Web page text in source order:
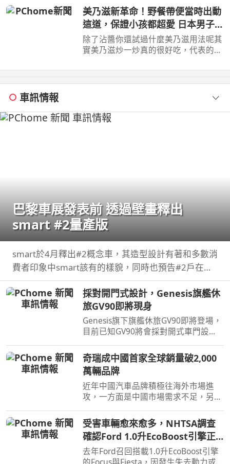
包。 它不只外型 ...
美乃滋新革命！野餐帶便當時出動
這道，保證小孩都超愛 日本男子的
家庭料理 TASTY NOTE
除了沾醬你還試過什麼美乃滋用法呢其
實美乃滋炒一炒真的很好吃，代表的料
車訊情報
巴黎車展發表前 透過壁畫釋出
smart #2量產版
smart於4月釋出#2概念車，其造型設計有著和多數消
費者印象中smart該有的樣貌，同時也預告#2戶在巴
黎車展亮相，近日smart就透過壁畫公布#2量產版樣
貌。
採對開門式設計，Genesis旗艦休
旅GV90即將現身
Genesis旗下旗艦休旅GV90即將登場，
目前已知GV90將會採對開式車門設
計，而動力部分預計將會純電系統。
奇瑞成中國首家全球銷量破2,000
萬輛品牌
近年中國汽車品牌積極往海外市場進
攻，一方面是中國市場需求不足，另一
全球累積銷量突破2,000萬輛，也是第
一家達此成績的中國汽車品牌。
受害車輛愈來愈多，NHTSA調查
確認Ford 1.0升EcoBoost引擎正
時皮帶會產生碎屑導致引擎鎖死
去年Ford召回搭載1.0升EcoBoost引擎